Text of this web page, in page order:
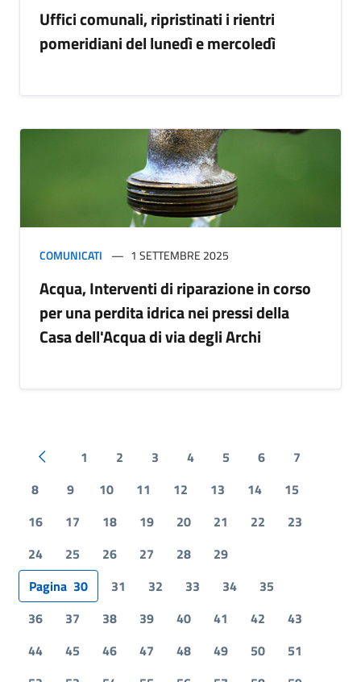
Uffici comunali, ripristinati i rientri
pomeridiani del lunedì e mercoledì
COMUNICATI 1 SETTEMBRE 2025
Acqua, Interventi di riparazione in corso
per una perdita idrica nei pressi della
Casa dell'Acqua di via degli Archi
Pagina precedente
1 2 3 4 5 6
7
8
9 10 11 12 13 14
15
16
17 18 19 20 21 22
23
24
25 26 27 28
29
Pagina 30 31 32 33 34
35
36
37 38 39 40 41 42
43
44
45 46 47 48 49 50
51